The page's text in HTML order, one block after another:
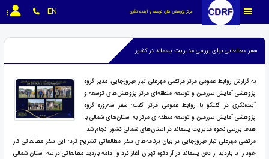
مرکز پژوهش های توسعه و آینده نگری EN
سفر مطالعاتی برای بررسی مدیریت پسماند در کشور
به گزارش روابط عمومی مرکز مرتضی مهرعلی تبار فیروزجایی، مدیر گروه
پژوهشی آمایش سرزمین و توسعه منطقه‌ای مرکز پژوهش‌های توسعه و
آینده‌نگری در گفتگو با روابط عمومی مرکز گفت: سفر سه‌روزه گروه
پژوهشی آمایش سرزمین و توسعه منطقه‌ای مرکز به استان‌های شمالی با
هدف بررسی نحوه مدیریت پسماند در استان‌های شمالی کشور انجام شد.
مرتضی مهرعلی تبار فیروزجایی در بیان برنامه‌های سفر مطالعاتی تشریح کرد: این سفر مطالعاتی کار
خود را با بازدید از دفن پسماند در آرادکوه تهران آغاز کرد و ادامه بازدید مطالعاتی در سه استان شمالی